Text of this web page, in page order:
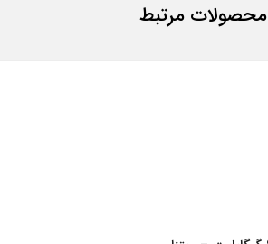
محصولات مرتبط